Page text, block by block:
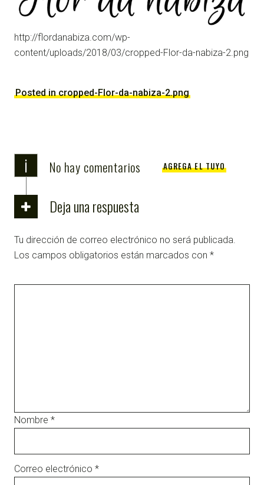
http://flordanabiza.com/wp-
content/uploads/2018/03/cropped-Flor-da-nabiza-2.png
Posted in cropped-Flor-da-nabiza-2.png
i No hay comentarios AGREGA EL TUYO
Deja una respuesta
Tu dirección de correo electrónico no será publicada.
Los campos obligatorios están marcados con *
Nombre *
Correo electrónico *